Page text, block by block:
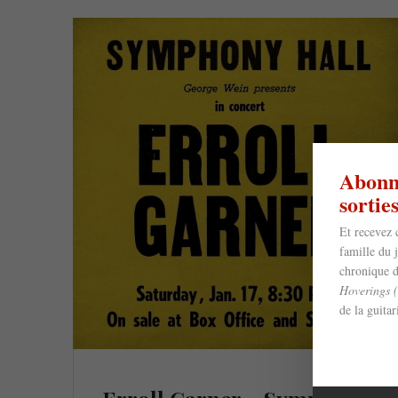
Et recevez
famille du
chronique
Hoverings
de la